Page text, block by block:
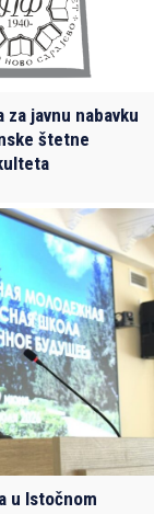
javnu nabavku
štetne
u Istočnom